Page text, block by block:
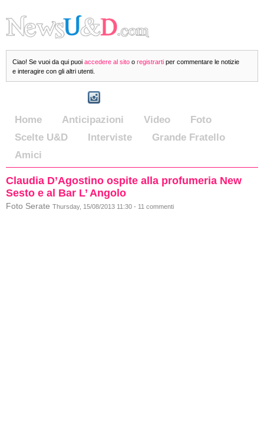
Ciao! Se vuoi da qui puoi accedere al sito o registrarti per commentare le notizie
e interagire con gli altri utenti.
Home Anticipazioni Video
Foto
Scelte U&D
Interviste
Grande Fratello
Amici
Claudia D’Agostino ospite alla profumeria New
Sesto e al Bar L’ Angolo
Foto Serate Thursday, 15/08/2013 11:30 - 11 commenti